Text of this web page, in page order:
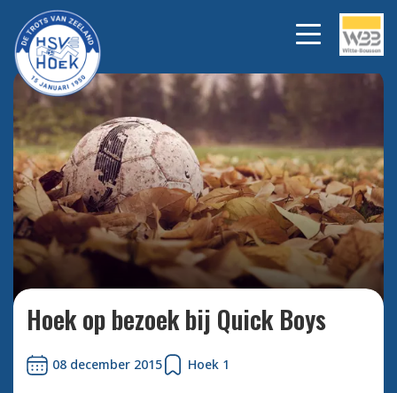
Bekijk alle foto's
Hoek op bezoek bij Quick Boys
08 december 2015 Hoek 1